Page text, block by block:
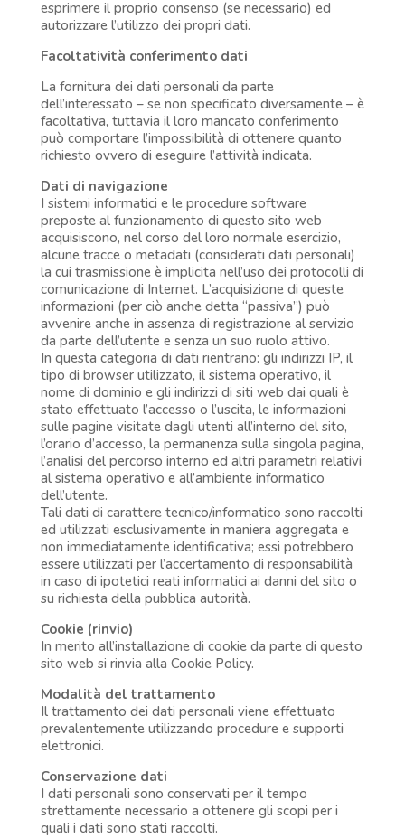
esprimere il proprio consenso (se necessario) ed
autorizzare l’utilizzo dei propri dati.
Facoltatività conferimento dati
La fornitura dei dati personali da parte
dell’interessato – se non specificato diversamente – è
facoltativa, tuttavia il loro mancato conferimento
può comportare l’impossibilità di ottenere quanto
richiesto ovvero di eseguire l’attività indicata.
Dati di navigazione
I sistemi informatici e le procedure software
preposte al funzionamento di questo sito web
acquisiscono, nel corso del loro normale esercizio,
alcune tracce o metadati (considerati dati personali)
la cui trasmissione è implicita nell’uso dei protocolli di
comunicazione di Internet. L’acquisizione di queste
informazioni (per ciò anche detta “passiva”) può
avvenire anche in assenza di registrazione al servizio
da parte dell’utente e senza un suo ruolo attivo.
In questa categoria di dati rientrano: gli indirizzi IP, il
tipo di browser utilizzato, il sistema operativo, il
nome di dominio e gli indirizzi di siti web dai quali è
stato effettuato l’accesso o l’uscita, le informazioni
sulle pagine visitate dagli utenti all’interno del sito,
l’orario d’accesso, la permanenza sulla singola pagina,
l’analisi del percorso interno ed altri parametri relativi
al sistema operativo e all’ambiente informatico
dell’utente.
Tali dati di carattere tecnico/informatico sono raccolti
ed utilizzati esclusivamente in maniera aggregata e
non immediatamente identificativa; essi potrebbero
essere utilizzati per l’accertamento di responsabilità
in caso di ipotetici reati informatici ai danni del sito o
su richiesta della pubblica autorità.
Cookie (rinvio)
In merito all’installazione di cookie da parte di questo
sito web si rinvia alla Cookie Policy.
Modalità del trattamento
Il trattamento dei dati personali viene effettuato
prevalentemente utilizzando procedure e supporti
elettronici.
Conservazione dati
I dati personali sono conservati per il tempo
strettamente necessario a ottenere gli scopi per i
quali i dati sono stati raccolti.